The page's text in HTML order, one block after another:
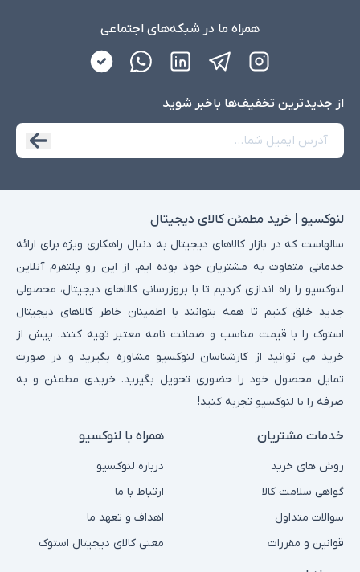
همراه ما در شبکه‌های اجتماعی
از جدید‌ترین تخفیف‌ها با‌خبر شوید
لنوکسیو | خرید مطمئن کالای دیجیتال
سالهاست که در بازار کالاهای دیجیتال به دنبال راهکاری ویژه برای ارائه
خدماتی متفاوت به مشتریان خود بوده ایم. از این رو پلتفرم آنلاین
لنوکسیو را راه اندازی کردیم تا با بروزرسانی کالاهای دیجیتال، محصولی
جدید خلق کنیم تا همه بتوانند با اطمینان خاطر کالاهای دیجیتال
استوک را با قیمت مناسب و ضمانت نامه معتبر تهیه کنند. پیش از
خرید می توانید از کارشناسان لنوکسیو مشاوره بگیرید و در صورت
تمایل محصول خود را حضوری تحویل بگیرید. خریدی مطمئن و به
صرفه را با لنوکسیو تجربه کنید!
خدمات مشتریان
روش های خرید
گواهی سلامت کالا
سوالات متداول
قوانین و مقررات
همراه با لنوکسیو
درباره لنوکسیو
ارتباط با ما
اهداف و تعهد ما
معنی کالای دیجیتال استوک